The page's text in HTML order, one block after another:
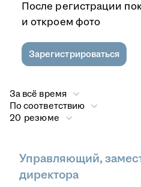
После регистрации
и откроем фото
Зарегистрироваться
За всё время
По соответствию
20 резюме
Управляющий,
директора